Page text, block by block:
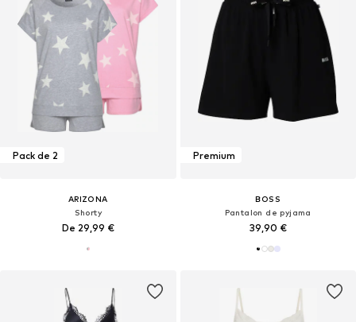
Pack de 2
ARIZONA
Shorty
De 29,99 €
Premium
BOSS
Pantalon de pyjama
39,90 €